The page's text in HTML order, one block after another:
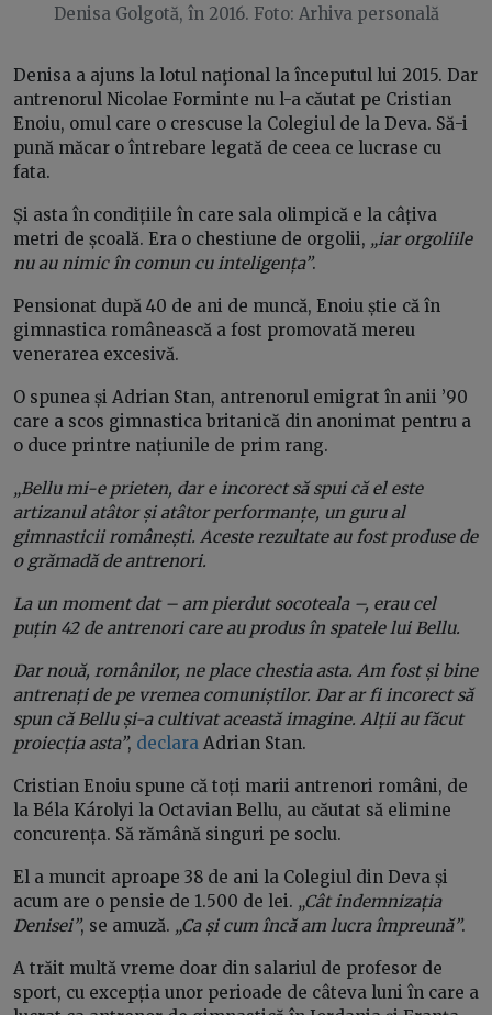
Denisa Golgotă, în 2016. Foto: Arhiva personală
Denisa a ajuns la lotul naţional la începutul lui 2015. Dar
antrenorul Nicolae Forminte nu l-a căutat pe Cristian
Enoiu, omul care o crescuse la Colegiul de la Deva. Să-i
pună măcar o întrebare legată de ceea ce lucrase cu
fata.
Și asta în condițiile în care sala olimpică e la câțiva
metri de școală. Era o chestiune de orgolii, „iar orgoliile
nu au nimic în comun cu inteligența”.
Pensionat după 40 de ani de muncă, Enoiu știe că în
gimnastica românească a fost promovată mereu
venerarea excesivă.
O spunea și Adrian Stan, antrenorul emigrat în anii ’90
care a scos gimnastica britanică din anonimat pentru a
o duce printre națiunile de prim rang.
„Bellu mi-e prieten, dar e incorect să spui că el este
artizanul atâtor și atâtor performanțe, un guru al
gimnasticii românești. Aceste rezultate au fost produse de
o grămadă de antrenori.
La un moment dat – am pierdut socoteala –, erau cel
puțin 42 de antrenori care au produs în spatele lui Bellu.
Dar nouă, românilor, ne place chestia asta. Am fost și bine
antrenați de pe vremea comuniștilor. Dar ar fi incorect să
spun că Bellu și-a cultivat această imagine. Alții au făcut
proiecția asta”, declara Adrian Stan.
Cristian Enoiu spune că toți marii antrenori români, de
la Béla Károlyi la Octavian Bellu, au căutat să elimine
concurența. Să rămână singuri pe soclu.
El a muncit aproape 38 de ani la Colegiul din Deva și
acum are o pensie de 1.500 de lei. „Cât indemnizația
Denisei”, se amuză. „Ca și cum încă am lucra împreună”.
A trăit multă vreme doar din salariul de profesor de
sport, cu excepția unor perioade de câteva luni în care a